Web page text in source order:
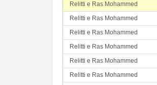
Relitti e Ras Mohammed
Relitti e Ras Mohammed
Relitti e Ras Mohammed
Relitti e Ras Mohammed
Relitti e Ras Mohammed
Relitti e Ras Mohammed